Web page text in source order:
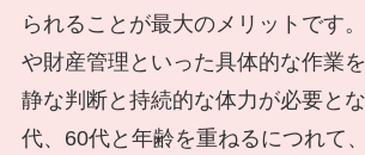
られることが最大のメリットです
や財産管理といった具体的な作業
静な判断と持続的な体力が必要と
代、60代と年齢を重ねるにつれて